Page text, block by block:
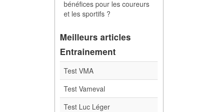
bénéfices pour les coureurs
et les sportifs ?
Meilleurs articles
Entrainement
Test VMA
Test Vameval
Test Luc Léger